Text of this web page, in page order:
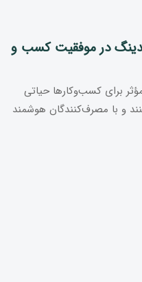
در موفقیت کسب و
برای کسب‌وکارها حیاتی
و با مصرف‌کنندگان هوشمند